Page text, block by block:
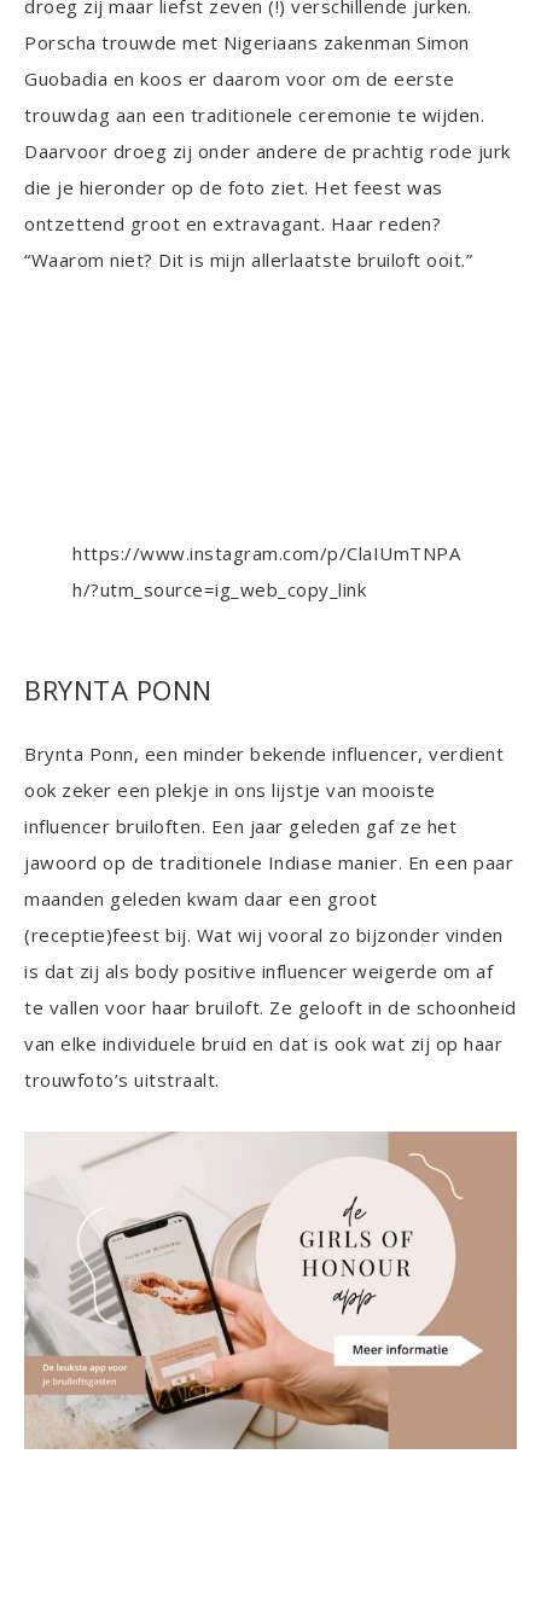
droeg zij maar liefst zeven (!) verschillende jurken.
Porscha trouwde met Nigeriaans zakenman Simon
Guobadia en koos er daarom voor om de eerste
trouwdag aan een traditionele ceremonie te wijden.
Daarvoor droeg zij onder andere de prachtig rode jurk
die je hieronder op de foto ziet. Het feest was
ontzettend groot en extravagant. Haar reden?
“Waarom niet? Dit is mijn allerlaatste bruiloft ooit.”
https://www.instagram.com/p/ClaIUmTNPA
h/?utm_source=ig_web_copy_link
BRYNTA PONN
Brynta Ponn, een minder bekende influencer, verdient
ook zeker een plekje in ons lijstje van mooiste
influencer bruiloften. Een jaar geleden gaf ze het
jawoord op de traditionele Indiase manier. En een paar
maanden geleden kwam daar een groot
(receptie)feest bij. Wat wij vooral zo bijzonder vinden
is dat zij als body positive influencer weigerde om af
te vallen voor haar bruiloft. Ze gelooft in de schoonheid
van elke individuele bruid en dat is ook wat zij op haar
trouwfoto’s uitstraalt.